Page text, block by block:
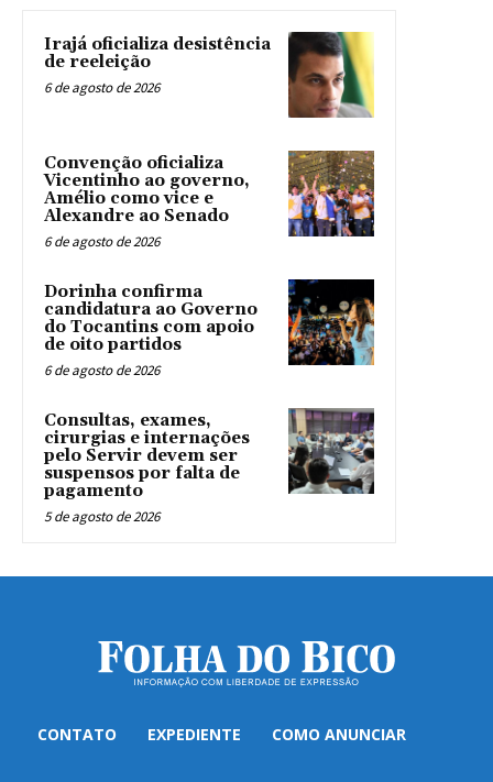
Irajá oficializa desistência
de reeleição
6 de agosto de 2026
Convenção oficializa
Vicentinho ao governo,
Amélio como vice e
Alexandre ao Senado
6 de agosto de 2026
Dorinha confirma
candidatura ao Governo
do Tocantins com apoio
de oito partidos
6 de agosto de 2026
Consultas, exames,
cirurgias e internações
pelo Servir devem ser
suspensos por falta de
pagamento
5 de agosto de 2026
CONTATO EXPEDIENTE COMO ANUNCIAR